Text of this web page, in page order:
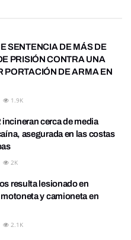
SENTENCIA DE MÁS DE
PRISIÓN CONTRA UNA
PORTACIÓN DE ARMA EN
1.9K
cerca de media
asegurada en las costas
2K
resulta lesionado en
y camioneta en
2.1K